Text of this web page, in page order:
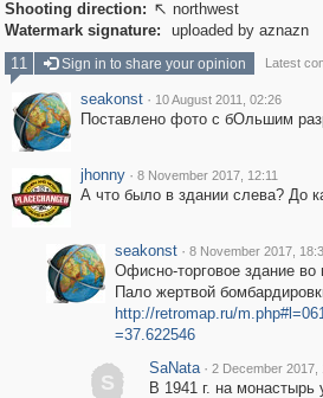
Shooting direction:  northwest
Watermark signature:
uploaded by aznazn
11
Sign in to share your opinion Latest
seakonst · 10 August 2011, 02:26
Поставлено фото с бОльшим
jhonny · 8 November 2017, 12:11
А что было в здании слева? До
seakonst · 8 November 2017,
Офисно-торговое здание во
Пало жертвой
http://retromap.ru/
=37.622546
S
SaNata · 2 December 2017,
В 1941 г. на